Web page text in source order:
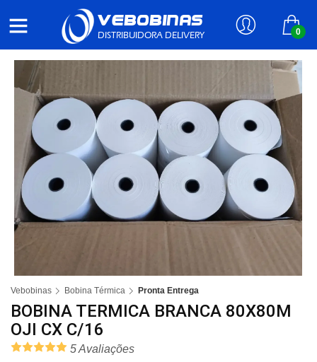
VEBOBINAS
DISTRIBUIDORA DELIVERY 0
Vebobinas Bobina Térmica Pronta Entrega
BOBINA TERMICA BRANCA 80X80M
OJI CX C/16
5 Avaliações